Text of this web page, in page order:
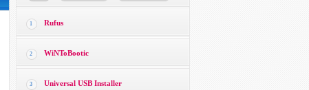
1 Rufus
2 WiNToBootic
3 Universal USB Installer